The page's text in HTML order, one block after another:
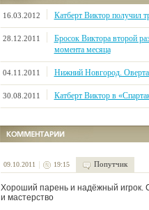
16.03.2012 Катберт Виктор получил
28.12.2011
Бросок Виктора второй
момента месяца
04.11.2011 Нижний Новгород.
30.08.2011 Катберт Виктор в
09.10.2011 19:15 Попутчик
Хороший парень и надёжный игрок.
и мастерство